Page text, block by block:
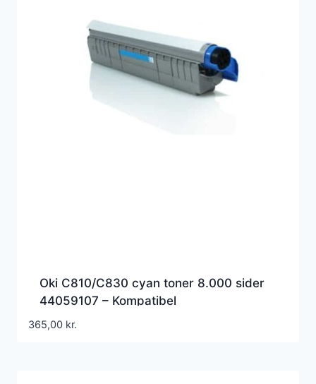
Oki C810/C830 cyan toner 8.000 sider
44059107 – Kompatibel
365,00 kr.